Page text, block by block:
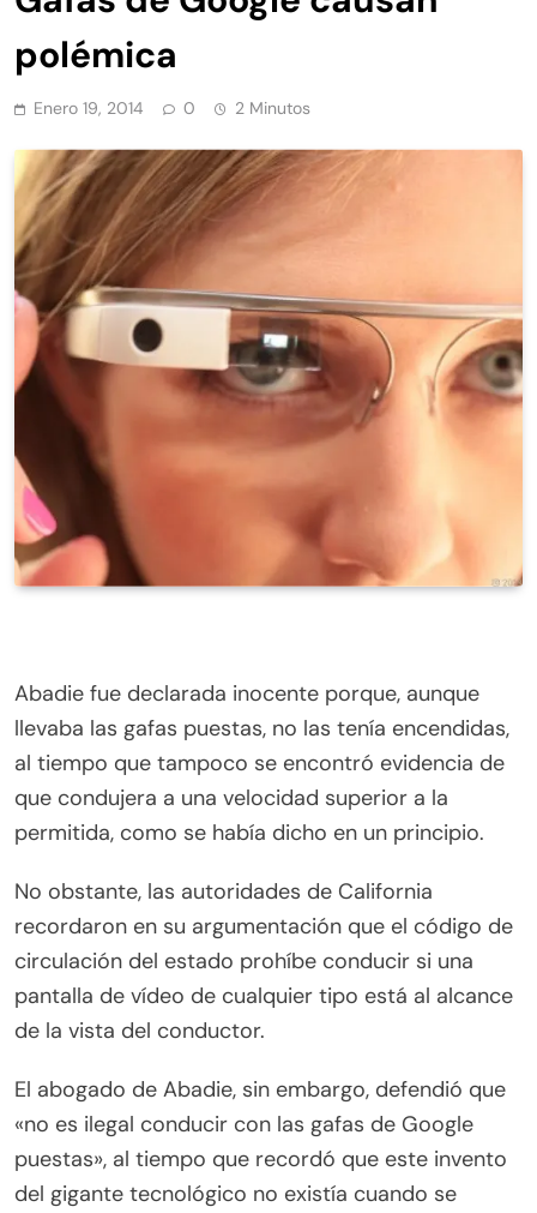
polémica
Enero 19, 2014 0 2 Minutos
Abadie fue declarada inocente porque, aunque
llevaba las gafas puestas, no las tenía encendidas,
al tiempo que tampoco se encontró evidencia de
que condujera a una velocidad superior a la
permitida, como se había dicho en un principio.
No obstante, las autoridades de California
recordaron en su argumentación que el código de
circulación del estado prohíbe conducir si una
pantalla de vídeo de cualquier tipo está al alcance
de la vista del conductor.
El abogado de Abadie, sin embargo, defendió que
«no es ilegal conducir con las gafas de Google
puestas», al tiempo que recordó que este invento
del gigante tecnológico no existía cuando se